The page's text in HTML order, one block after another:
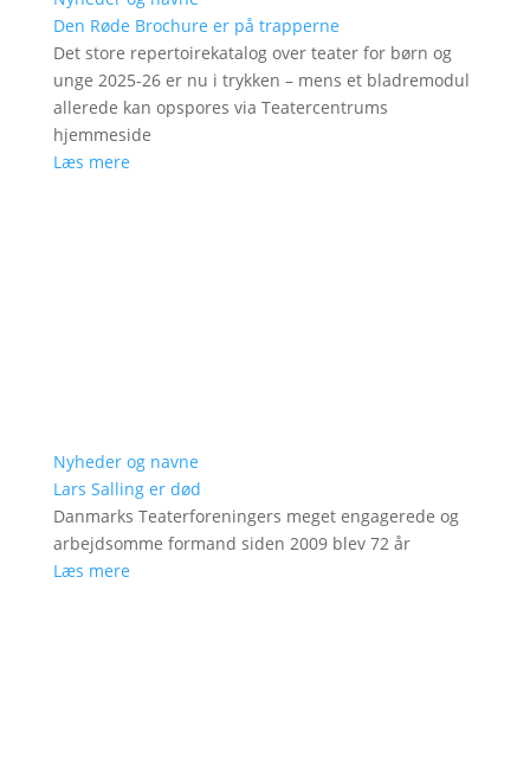
Den Røde Brochure er på trapperne
Det store repertoirekatalog over teater for børn og
unge 2025-26 er nu i trykken – mens et bladremodul
allerede kan opspores via Teatercentrums
hjemmeside
Læs mere
Nyheder og navne
Lars Salling er død
Danmarks Teaterforeningers meget engagerede og
arbejdsomme formand siden 2009 blev 72 år
Læs mere